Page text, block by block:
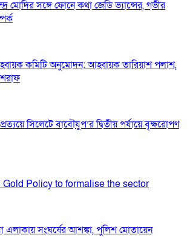
মোদির সঙ্গে ফোনে কথা জেডি ভ্যান্সের, গভীর
কমিটি অনুমোদন: আহ্বায়ক তারিয়াশ পলাশ,
সিলেটে বাবৌযুপ’র দ্বিতীয় পর্যায়ে বৃক্ষরোপণ
Policy to formalise the sector
এলাকায় সংঘর্ষের আশঙ্কা, পুলিশ মোতায়েন